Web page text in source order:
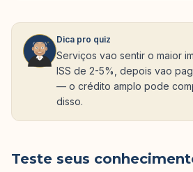
Dica pro quiz
Serviços vao sentir o maior
ISS de 2-5%, depois vao
— o crédito amplo pode
disso.
Teste seus